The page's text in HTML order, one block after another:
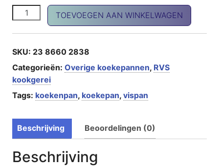
Vispan ovaal met antikleeflaag aantal
TOEVOEGEN AAN WINKELWAGEN
SKU: 23 8660 2838
Categorieën: Overige koekepannen, RVS
kookgerei
Tags: koekenpan, koekepan, vispan
Beschrijving Beoordelingen (0)
Beschrijving